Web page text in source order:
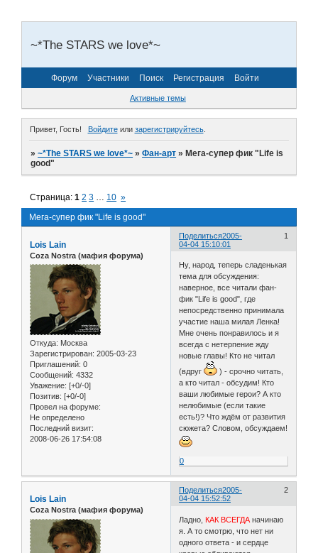
~*The STARS we love*~
Форум Участники Поиск Регистрация Войти
Активные темы
Привет, Гость! Войдитеили зарегистрируйтесь.
»~*The STARS we love*~ »Фан-арт »Мега-супер фик "Life is
good"
Мега-супер фик "Life is good"
Страница:1 2 3 … 10 »
Поделиться 1
2005-
04-04 15:10:01
Lois Lain
Coza Nostra (мафия форума)
Откуда: Москва
Зарегистрирован: 2005-03-23
Приглашений: 0
Сообщений: 4332
Уважение: [+0/-0]
Позитив: [+0/-0]
Провел на форуме:
Не определено
Последний визит:
2008-06-26 17:54:08
Ну, народ, теперь сладенькая
тема для обсуждения:
наверное, все читали фан-
фик "Life is good", где
непосредственно принимала
участие наша милая Ленка!
Мне очень понравилось и я
всегда с нетерпение жду
новые главы! Кто не читал
(вдруг
) - срочно читать,
а кто читал - обсудим! Кто
ваши любимые герои? А кто
нелюбимые (если такие
есть!)? Что ждём от развития
сюжета? Словом, обсуждаем!
0
Поделиться 2
2005-
04-04 15:52:52
Lois Lain
Coza Nostra (мафия форума)
Ладно, КАК ВСЕГДА начинаю
я. А то смотрю, что нет ни
одного ответа - и сердце